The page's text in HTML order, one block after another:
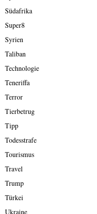
Südafrika
Super8
Syrien
Taliban
Technologie
Teneriffa
Terror
Tierbetrug
Tipp
Todesstrafe
Tourismus
Travel
Trump
Türkei
Ukraine